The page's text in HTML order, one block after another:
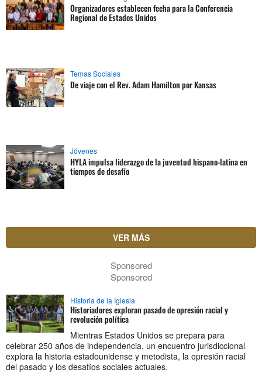
Organizadores establecen fecha para la Conferencia
Regional de Estados Unidos
Temas Sociales
De viaje con el Rev. Adam Hamilton por Kansas
Jóvenes
HYLA impulsa liderazgo de la juventud hispano-latina en
tiempos de desafío
VER MÁS
Sponsored
Sponsored
Historia de la Iglesia
Historiadores exploran pasado de opresión racial y
revolución política
Mientras Estados Unidos se prepara para
celebrar 250 años de independencia, un encuentro jurisdiccional
explora la historia estadounidense y metodista, la opresión racial
del pasado y los desafíos sociales actuales.